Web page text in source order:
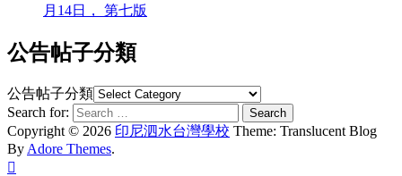
月14日， 第七版
公告帖子分類
公告帖子分類
Search for:
Copyright © 2026 印尼泗水台灣學校 Theme: Translucent Blog
By Adore Themes.